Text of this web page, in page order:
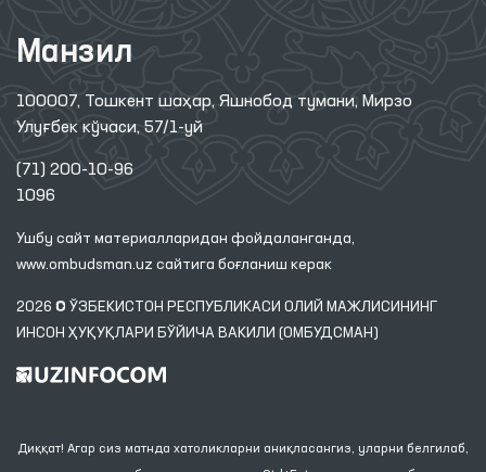
Манзил
100007, Тошкент шаҳар, Яшнобод тумани, Мирзо
Улуғбек кўчаси, 57/1-уй
(71) 200-10-96
1096
Ушбу сайт материалларидан фойдаланганда,
www.ombudsman.uz сайтига боғланиш керак
2026 © ЎЗБЕКИСТОН РЕСПУБЛИКАСИ ОЛИЙ МАЖЛИСИНИНГ
ИНСОН ҲУҚУҚЛАРИ БЎЙИЧА ВАКИЛИ (ОМБУДСМАН)
Диққат! Агар сиз матнда хатоликларни аниқласангиз, уларни белгилаб,